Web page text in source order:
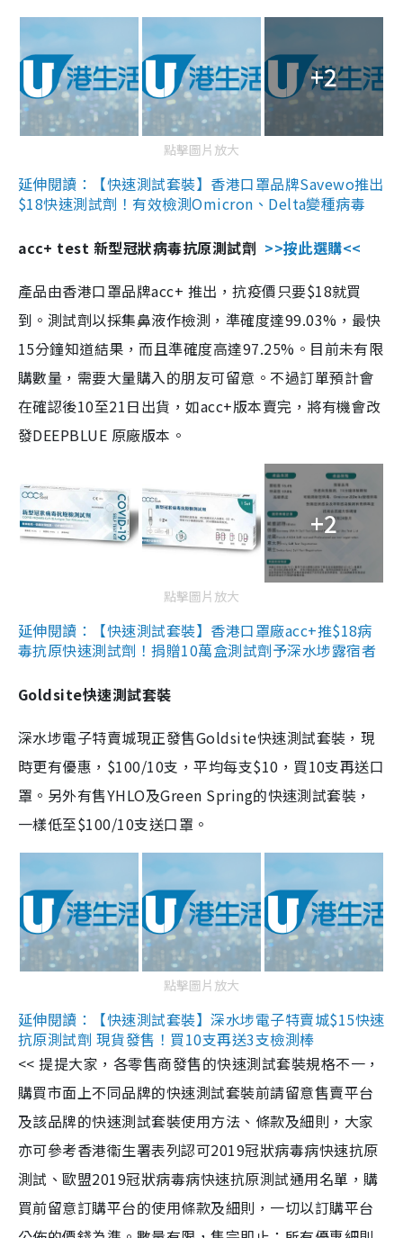
+2
點擊圖片放大
延伸閱讀：【快速測試套裝】香港口罩品牌Savewo推出
$18快速測試劑！有效檢測Omicron、Delta變種病毒
acc+ test 新型冠狀病毒抗原測試劑 >>按此選購<<
產品由香港口罩品牌acc+ 推出，抗疫價只要$18就買
到。測試劑以採集鼻液作檢測，準確度達99.03%，最快
15分鐘知道結果，而且準確度高達97.25%。目前未有限
購數量，需要大量購入的朋友可留意。不過訂單預計會
在確認後10至21日出貨，如acc+版本賣完，將有機會改
發DEEPBLUE 原廠版本。
+2
點擊圖片放大
延伸閱讀：【快速測試套裝】香港口罩廠acc+推$18病
毒抗原快速測試劑！捐贈10萬盒測試劑予深水埗露宿者
Goldsite快速測試套裝
深水埗電子特賣城現正發售Goldsite快速測試套裝，現
時更有優惠，$100/10支，平均每支$10，買10支再送口
罩。另外有售YHLO及Green Spring的快速測試套裝，
一樣低至$100/10支送口罩。
點擊圖片放大
延伸閱讀：【快速測試套裝】深水埗電子特賣城$15快速
抗原測試劑 現貨發售！買10支再送3支檢測棒
<< 提提大家，各零售商發售的快速測試套裝規格不一，
購買市面上不同品牌的快速測試套裝前請留意售賣平台
及該品牌的快速測試套裝使用方法、條款及細則，大家
亦可參考香港衞生署表列認可2019冠狀病毒病快速抗原
測試、歐盟2019冠狀病毒病快速抗原測試通用名單，購
買前留意訂購平台的使用條款及細則，一切以訂購平台